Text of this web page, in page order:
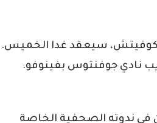
سيعقد غدا الخميس.
نادي جوفنتوس بفينوفو.
في ندوته الصحفية الخاصة